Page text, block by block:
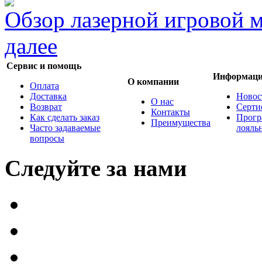
Обзор лазерной
далее
Сервис и помощь
Оплата
Доставка
Возврат
Как сделать заказ
Часто задаваемые
вопросы
О компании
О нас
Контакты
Преимущества
Следуйте за нами